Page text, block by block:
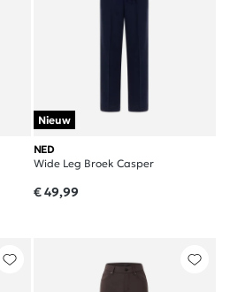
Nieuw
NED
Wide Leg Broek Casper
€ 49,99